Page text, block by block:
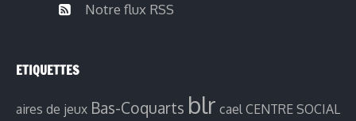
Notre flux RSS
ETIQUETTES
aires de jeux Bas-Coquarts blr cael CENTRE SOCIAL